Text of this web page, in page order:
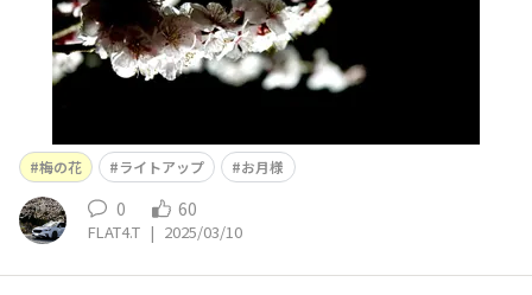
梅の花 ライトアップ お月様
0 60
FLAT4.T | 2025/03/10